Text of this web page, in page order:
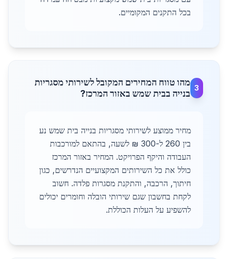
בכל התקנים המקומיים.
3
מהו טווח המחירים המקובל לשירותי מסגריות
בנייה בבית שמש באזור המרכז?
מחיר ממוצע לשירותי מסגריות בנייה בית שמש נע
בין 260 ל-300 ₪ לשעה, בהתאם למורכבות
העבודה והיקף הפרויקט. המחיר באזור המרכז
כולל את כל השירותים המקצועיים הנדרשים, כגון
חיתוך, הרכבה, והתקנת מסגרות פלדה. חשוב
לקחת בחשבון שגם שירותי הובלה וחומרים יכולים
להשפיע על העלות הכוללת.